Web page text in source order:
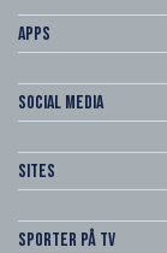
Apps
Social Media
Sites
Sporter på TV